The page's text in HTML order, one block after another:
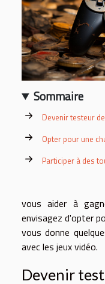
Sommaire
Devenir testeur
Opter pour une
Participer à des
vous aider à
envisagez d'opter
vous donne
avec les jeux vidéo.
Devenir